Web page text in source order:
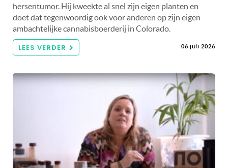
hersentumor. Hij kweekte al snel zijn eigen planten en
doet dat tegenwoordig ook voor anderen op zijn eigen
ambachtelijke cannabisboerderij in Colorado.
LEES VERDER 06 juli 2026